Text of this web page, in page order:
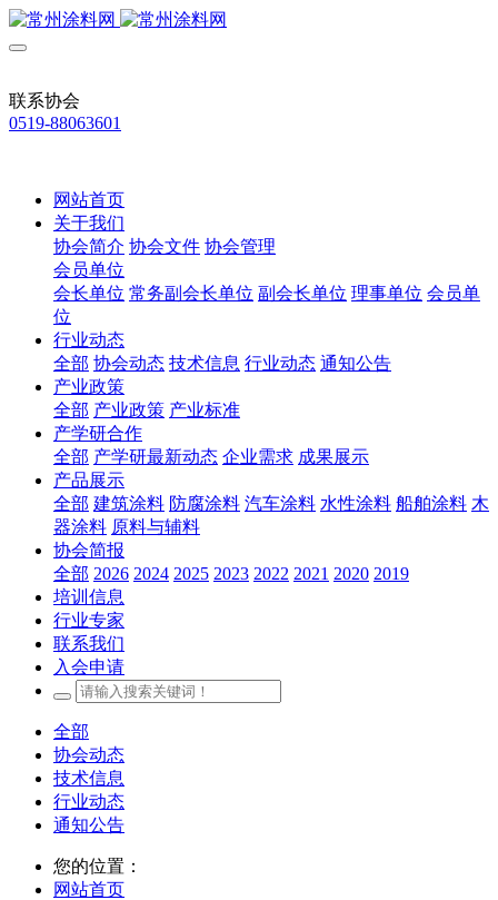
联系协会
0519-88063601
网站首页
关于我们
协会简介 协会文件 协会管理
会员单位
会长单位 常务副会长单位 副会长单位 理事单位 会员单
位
行业动态
全部 协会动态 技术信息 行业动态 通知公告
产业政策
全部 产业政策 产业标准
产学研合作
全部 产学研最新动态 企业需求 成果展示
产品展示
全部 建筑涂料 防腐涂料 汽车涂料 水性涂料 船舶涂料 木
器涂料 原料与辅料
协会简报
全部 2026 2024 2025 2023 2022 2021 2020 2019
培训信息
行业专家
联系我们
入会申请
全部
协会动态
技术信息
行业动态
通知公告
您的位置：
网站首页